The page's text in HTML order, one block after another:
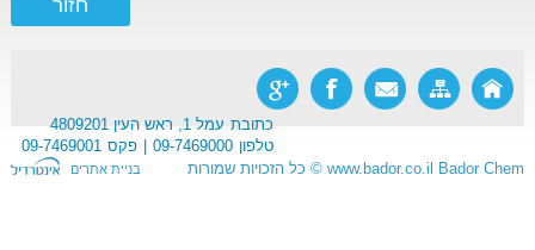
כתובת עמל 1, ראש העין 4809201
טלפון 09-7469000 פקס 09-7469001
Bador Chem
www.bador.co.il
© כל הזכויות שמורות בניית אתרים